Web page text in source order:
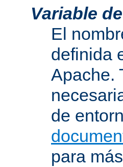
Variable
El
definida
Apache.
de
para